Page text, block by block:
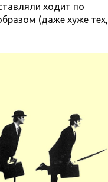
ходит по
(даже хуже тех,